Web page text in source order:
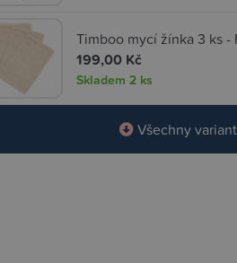
Timboo mycí žínka 3 ks -
199,00 Kč
Skladem 2 ks
Všechny